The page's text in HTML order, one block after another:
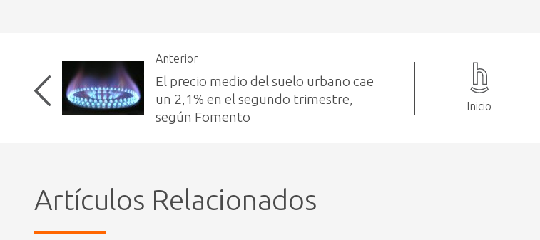
Anterior
El precio medio del suelo urbano cae
un 2,1% en el segundo trimestre,
según Fomento
Inicio
Artículos Relacionados